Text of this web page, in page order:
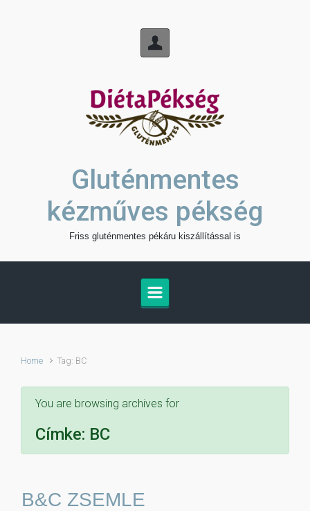
Gluténmentes
kézműves pékség
Friss gluténmentes pékáru kiszállítással is
Home Tag: BC
You are browsing archives for
Címke: BC
B&C ZSEMLE